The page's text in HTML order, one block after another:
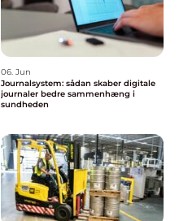
06. Jun
Journalsystem: sådan skaber digitale
journaler bedre sammenhæng i
sundheden